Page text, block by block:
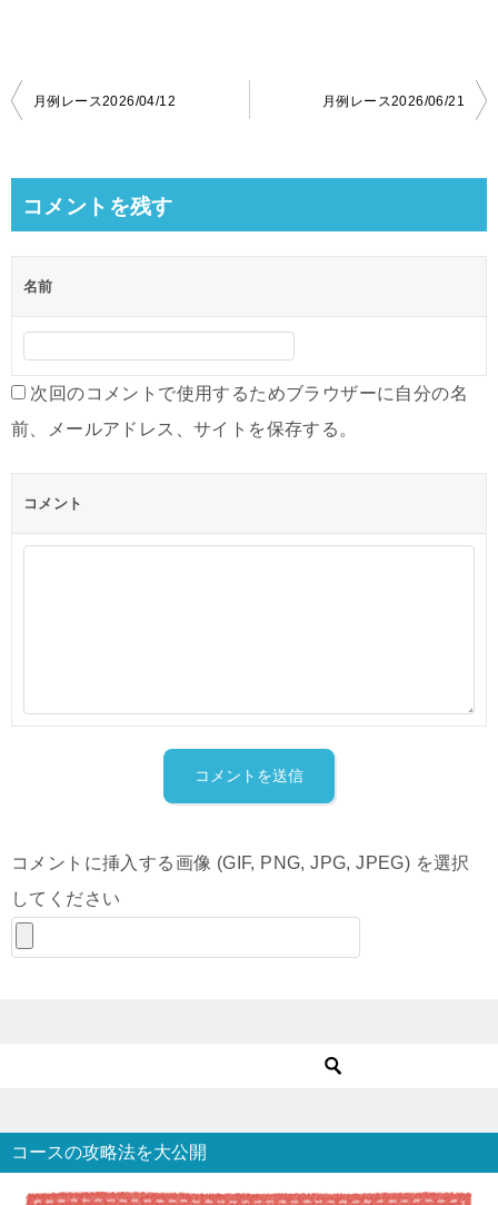
投
ビ
ー
ン
月例レース2026/04/12 月例レース2026/06/21
コメントを残す
名前
次回のコメントで使用するためブラウザーに自分の名
前、メールアドレス、サイトを保存する。
コメント
コメントに挿入する画像 (GIF, PNG, JPG, JPEG) を選択
してください
コースの攻略法を大公開